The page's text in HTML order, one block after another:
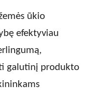
ūkio
efektyviau
galutinį produkto